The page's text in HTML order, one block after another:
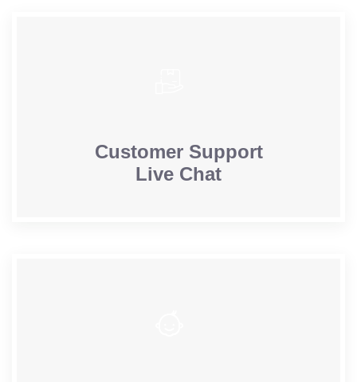
Customer Support
Live Chat